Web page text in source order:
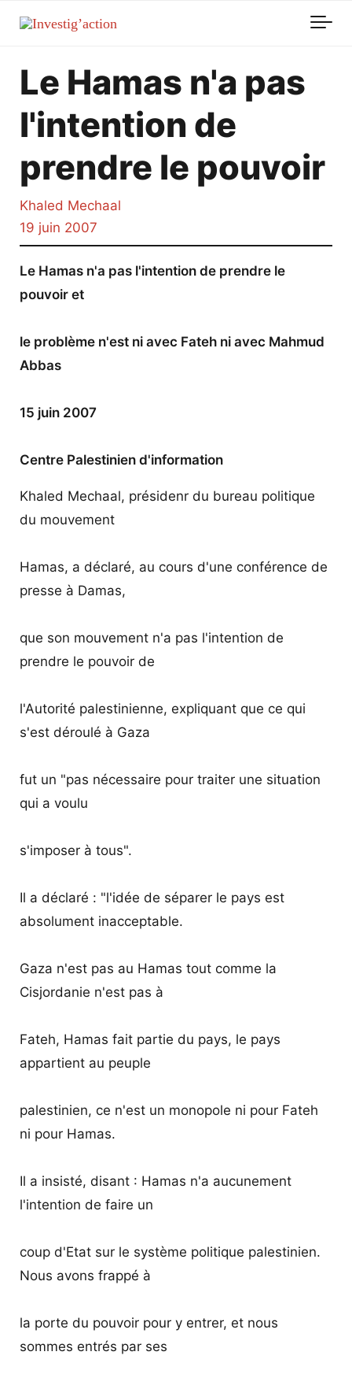
Le Hamas n'a pas
l'intention de
prendre le pouvoir
Khaled Mechaal
19 juin 2007
Le Hamas n'a pas l'intention de prendre le
pouvoir et
le problème n'est ni avec Fateh ni avec Mahmud
Abbas
15 juin 2007
Centre Palestinien d'information
Khaled Mechaal, présidenr du bureau politique
du mouvement
Hamas, a déclaré, au cours d'une conférence de
presse à Damas,
que son mouvement n'a pas l'intention de
prendre le pouvoir de
l'Autorité palestinienne, expliquant que ce qui
s'est déroulé à Gaza
fut un "pas nécessaire pour traiter une situation
qui a voulu
s'imposer à tous".
Il a déclaré : "l'idée de séparer le pays est
absolument inacceptable.
Gaza n'est pas au Hamas tout comme la
Cisjordanie n'est pas à
Fateh, Hamas fait partie du pays, le pays
appartient au peuple
palestinien, ce n'est un monopole ni pour Fateh
ni pour Hamas.
Il a insisté, disant : Hamas n'a aucunement
l'intention de faire un
coup d'Etat sur le système politique palestinien.
Nous avons frappé à
la porte du pouvoir pour y entrer, et nous
sommes entrés par ses